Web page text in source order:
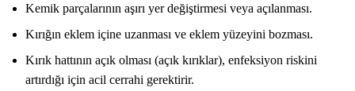
Kemik parçalarının aşırı yer değiştirmesi veya açılanması.
Kırığın eklem içine uzanması ve eklem yüzeyini bozması.
Kırık hattının açık olması (açık kırıklar), enfeksiyon riskini
artırdığı için acil cerrahi gerektirir.